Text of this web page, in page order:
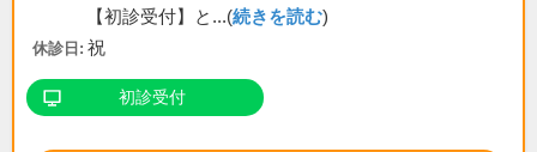
【初診受付】と...(続きを読む)
休診日: 祝
初診受付